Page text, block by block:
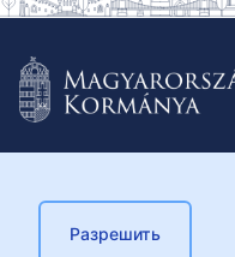
Разрешить